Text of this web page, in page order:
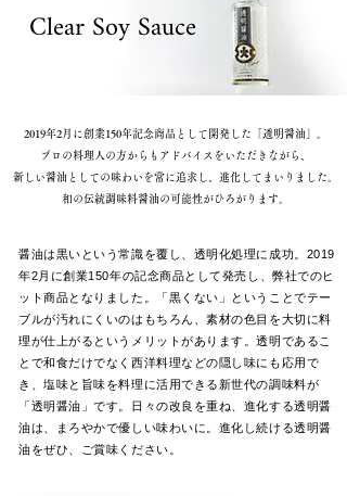
Clear Soy Sauce
2019年2月に創業150年記念商品として開発した「透明醤油」。
プロの料理人の方からもアドバイスをいただきながら、
新しい醤油としての味わいを常に追求し、進化してまいりました。
和の伝統調味料醤油の可能性がひろがります。
醤油は黒いという常識を覆し、透明化処理に成功。2019
年2月に創業150年の記念商品として発売し、弊社でのヒ
ット商品となりました。「黒くない」ということでテー
ブルが汚れにくいのはもちろん、素材の色目を大切に料
理が仕上がるというメリットがあります。透明であるこ
とで和食だけでなく西洋料理などの隠し味にも応用で
き、塩味と旨味を料理に活用できる新世代の調味料が
「透明醤油」です。日々の改良を重ね、進化する透明醤
油は、まろやかで優しい味わいに。進化し続ける透明醤
油をぜひ、ご賞味ください。